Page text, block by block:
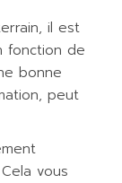
il est
fonction de
bonne
peut
vous